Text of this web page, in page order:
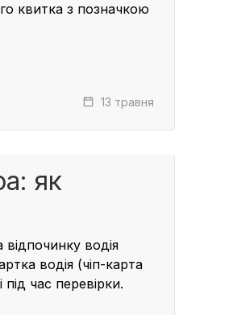
квитка з позначкою
13 травня
як
водія
водія (чіп-карта
час перевірки.